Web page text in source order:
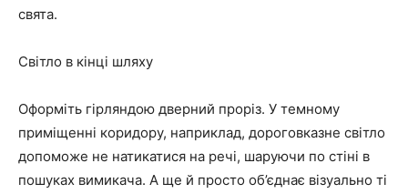
свята.
Світло в кінці шляху
Оформіть гірляндою дверний проріз. У темному
приміщенні коридору, наприклад, дороговказне світло
допоможе не натикатися на речі, шаруючи по стіні в
пошуках вимикача. А ще й просто об’єднає візуально ті